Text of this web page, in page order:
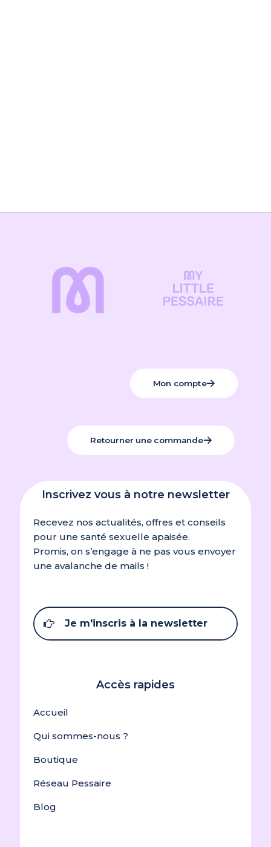
Mon compte
Retourner une commande
Inscrivez vous à notre newsletter
Recevez nos actualités, offres et conseils
pour une santé sexuelle apaisée.
Promis, on s’engage à ne pas vous envoyer
une avalanche de mails !
Je m'inscris à la newsletter
Accès rapides
Accueil
Qui sommes-nous ?
Boutique
Réseau Pessaire
Blog